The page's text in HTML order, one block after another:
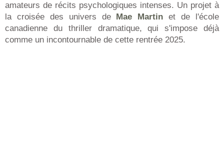
amateurs de récits psychologiques intenses. Un projet à
la croisée des univers de Mae Martin et de l'école
canadienne du thriller dramatique, qui s'impose déjà
comme un incontournable de cette rentrée 2025.